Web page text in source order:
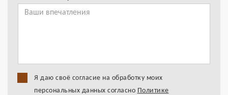
Я даю своё согласие на обработку моих
персональных данных согласно Политике